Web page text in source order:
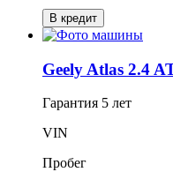
В кредит
Geely Atlas 2.4
Гарантия 5 лет
VIN
Пробег